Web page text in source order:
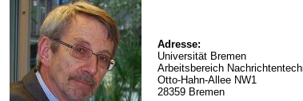
Adresse:
Universität Bremen
Arbeitsbereich
Otto-Hahn-Allee NW1
28359 Bremen